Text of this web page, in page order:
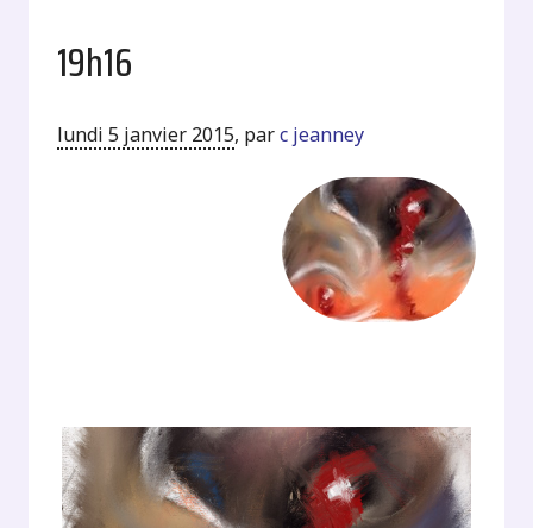
19h16
lundi 5 janvier 2015, parc jeanney